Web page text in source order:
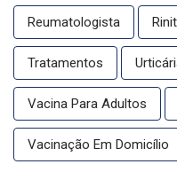
Reumatologista
Tratamentos
Vacina Para Adultos
Vacinação Em Domicílio